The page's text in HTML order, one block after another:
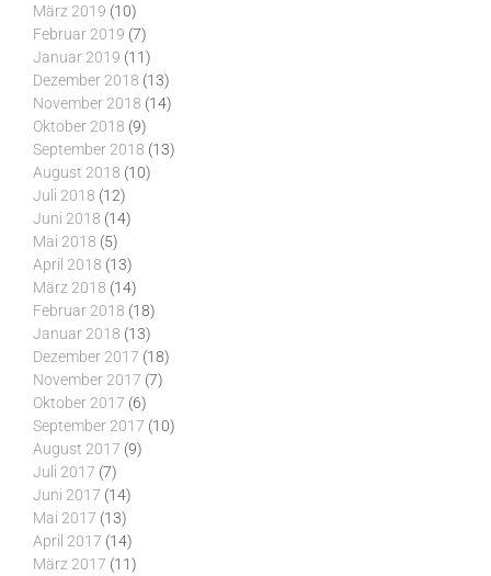
März 2019 (10)
Februar 2019 (7)
Januar 2019 (11)
Dezember 2018 (13)
November 2018 (14)
Oktober 2018 (9)
September 2018 (13)
August 2018 (10)
Juli 2018 (12)
Juni 2018 (14)
Mai 2018 (5)
April 2018 (13)
März 2018 (14)
Februar 2018 (18)
Januar 2018 (13)
Dezember 2017 (18)
November 2017 (7)
Oktober 2017 (6)
September 2017 (10)
August 2017 (9)
Juli 2017 (7)
Juni 2017 (14)
Mai 2017 (13)
April 2017 (14)
März 2017 (11)